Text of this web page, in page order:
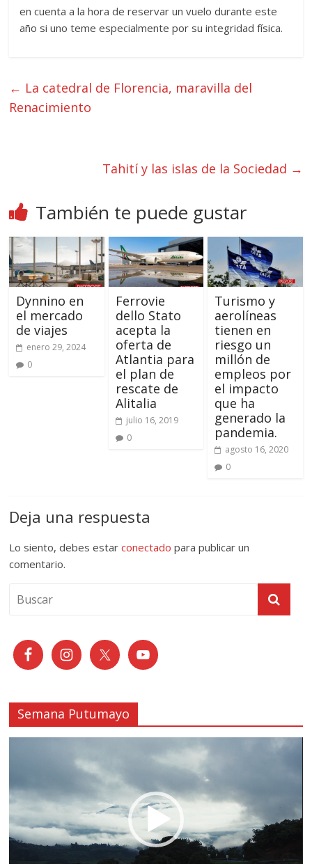
en cuenta a la hora de reservar un vuelo durante este
año si uno teme especialmente por su integridad física.
← La catedral de Florencia, maravilla del
Renacimiento
Tahití y las islas de la Sociedad →
También te puede gustar
Dynnino en
el mercado
de viajes
enero 29, 2024
0
Ferrovie
dello Stato
acepta la
oferta de
Atlantia para
el plan de
rescate de
Alitalia
julio 16, 2019
0
Turismo y
aerolíneas
tienen en
riesgo un
millón de
empleos por
el impacto
que ha
generado la
pandemia.
agosto 16, 2020
0
Deja una respuesta
Lo siento, debes estarconectado para publicar un
comentario.
Semana Putumayo